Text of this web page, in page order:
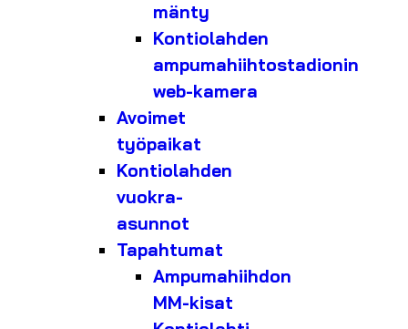
mänty
Kontiolahden
ampumahiihtostadionin
web-kamera
Avoimet
työpaikat
Kontiolahden
vuokra-
asunnot
Tapahtumat
Ampumahiihdon
MM-kisat